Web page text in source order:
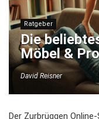
Ratgeber
Die
Möbel &
David Reisner
Der Zurbrüggen